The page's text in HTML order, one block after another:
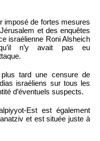
imposé de fortes mesures
et des enquêtes
israélienne Roni Alsheich
n’y avait pas eu
tard une censure de
israéliens sur tous les
d’éventuels suspects.
Est est également
et est située juste à